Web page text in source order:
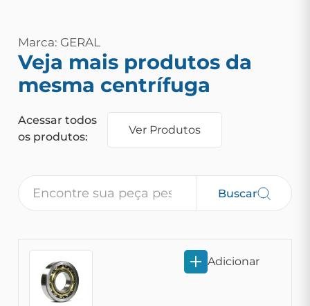
Marca: GERAL
Veja mais produtos da
mesma centrífuga
Acessar todos
os produtos:
Ver Produtos
Buscar
Adicionar